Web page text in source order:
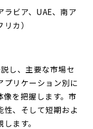
ビア、UAE、南ア
カ）
し、主要な市場セ
プリケーション別に
を把握します。市
性、そして短期およ
ます。